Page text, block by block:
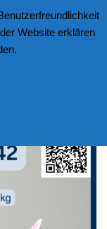
Website erklären